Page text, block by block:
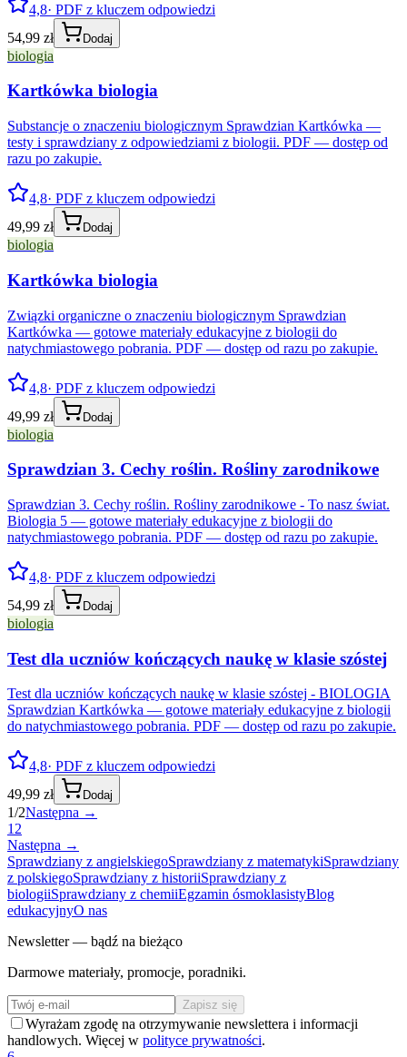
4,8· PDF z kluczem odpowiedzi
54,99 zł
Dodaj
biologia
Kartkówka biologia
Substancje o znaczeniu biologicznym Sprawdzian Kartkówka —
testy i sprawdziany z odpowiedziami z biologii. PDF — dostęp od
razu po zakupie.
4,8· PDF z kluczem odpowiedzi
49,99 zł
Dodaj
biologia
Kartkówka biologia
Związki organiczne o znaczeniu biologicznym Sprawdzian
Kartkówka — gotowe materiały edukacyjne z biologii do
natychmiastowego pobrania. PDF — dostęp od razu po zakupie.
4,8· PDF z kluczem odpowiedzi
49,99 zł
Dodaj
biologia
Sprawdzian 3. Cechy roślin. Rośliny zarodnikowe
Sprawdzian 3. Cechy roślin. Rośliny zarodnikowe - To nasz świat.
Biologia 5 — gotowe materiały edukacyjne z biologii do
natychmiastowego pobrania. PDF — dostęp od razu po zakupie.
4,8· PDF z kluczem odpowiedzi
54,99 zł
Dodaj
biologia
Test dla uczniów kończących naukę w klasie szóstej
Test dla uczniów kończących naukę w klasie szóstej - BIOLOGIA
Sprawdzian Kartkówka — gotowe materiały edukacyjne z biologii
do natychmiastowego pobrania. PDF — dostęp od razu po zakupie.
4,8· PDF z kluczem odpowiedzi
49,99 zł
Dodaj
1/2Następna →
1 2
Następna →
Sprawdziany z angielskiegoSprawdziany z matematykiSprawdziany
z polskiegoSprawdziany z historiiSprawdziany z
biologiiSprawdziany z chemiiEgzamin ósmoklasistyBlog
edukacyjnyO nas
Newsletter — bądź na bieżąco
Darmowe materiały, promocje, poradniki.
Zapisz się
Wyrażam zgodę na otrzymywanie newslettera i informacji
handlowych. Więcej w polityce prywatności.